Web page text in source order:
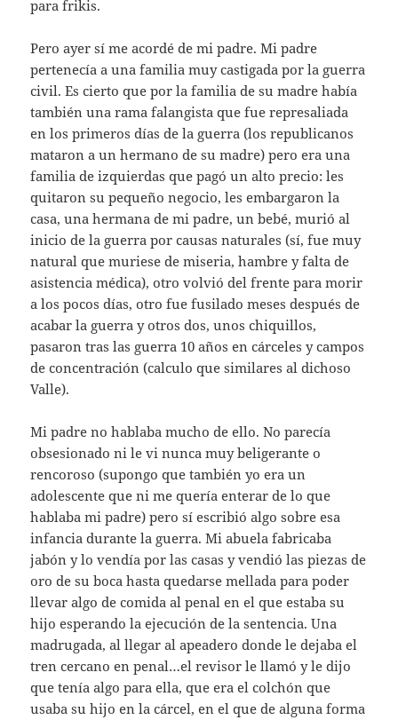
para frikis.
Pero ayer sí me acordé de mi padre. Mi padre
pertenecía a una familia muy castigada por la guerra
civil. Es cierto que por la familia de su madre había
también una rama falangista que fue represaliada
en los primeros días de la guerra (los republicanos
mataron a un hermano de su madre) pero era una
familia de izquierdas que pagó un alto precio: les
quitaron su pequeño negocio, les embargaron la
casa, una hermana de mi padre, un bebé, murió al
inicio de la guerra por causas naturales (sí, fue muy
natural que muriese de miseria, hambre y falta de
asistencia médica), otro volvió del frente para morir
a los pocos días, otro fue fusilado meses después de
acabar la guerra y otros dos, unos chiquillos,
pasaron tras las guerra 10 años en cárceles y campos
de concentración (calculo que similares al dichoso
Valle).
Mi padre no hablaba mucho de ello. No parecía
obsesionado ni le vi nunca muy beligerante o
rencoroso (supongo que también yo era un
adolescente que ni me quería enterar de lo que
hablaba mi padre) pero sí escribió algo sobre esa
infancia durante la guerra. Mi abuela fabricaba
jabón y lo vendía por las casas y vendió las piezas de
oro de su boca hasta quedarse mellada para poder
llevar algo de comida al penal en el que estaba su
hijo esperando la ejecución de la sentencia. Una
madrugada, al llegar al apeadero donde le dejaba el
tren cercano en penal…el revisor le llamó y le dijo
que tenía algo para ella, que era el colchón que
usaba su hijo en la cárcel, en el que de alguna forma